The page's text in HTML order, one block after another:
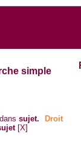
simple
danssujet.
Droit
[X]